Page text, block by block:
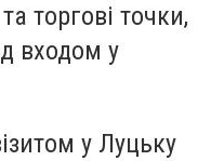
торгові точки,
входом у
у Луцьку